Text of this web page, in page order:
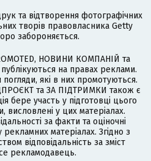
та відтворення фотографічних
творів правовласника Getty
забороняється.
НОВИНИ КОМПАНІЙ та
на правах реклами.
які в них промотуються.
та ЗА ПІДТРИМКИ також є
бере участь у підготовці цього
висловлені у цих матеріалах.
за факти та оціночні
матеріалах. Згідно з
відповідальність за зміст
рекламодавець.